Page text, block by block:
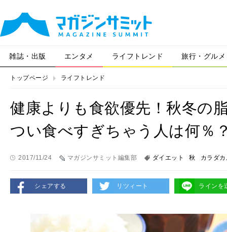
雑誌・出版 エンタメ ライフトレンド 旅行・グルメ
トップページ ライフトレンド
健康よりも食欲優先！秋冬の
つい食べすぎちゃう人は何％
2017/11/24 マガジンサミット編集部 ダイエット 秋 カラダ
シェアする リツィート ラインを